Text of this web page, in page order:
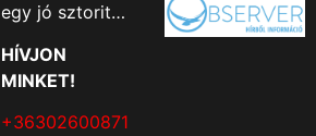
egy jó sztorit…
HÍVJON
MINKET!
+36302600871